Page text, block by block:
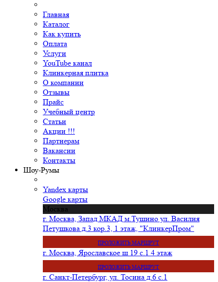
Главная
Каталог
Как купить
Оплата
Услуги
YouTube канал
Клинкерная плитка
О компании
Отзывы
Прайс
Учебный центр
Статьи
Акции !!!
Партнерам
Вакансии
Контакты
Шоу-Румы
Yandex карты
Google карты
Москва
г. Москва, Запад МКАД м.Тушино ул. Василия
Петушкова д.3 кор.3, 1 этаж, "КлинкерПром"
ПРОЛОЖИТЬ МАРШРУТ
г. Москва, Ярославское ш 19 с.1 4 этаж
ПРОЛОЖИТЬ МАРШРУТ
г. Санкт-Петербург, ул. Тосина д.6 с.1